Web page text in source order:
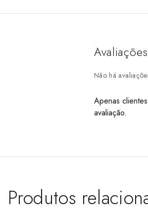
Avaliações
Não há
Apenas
avaliação.
Produtos